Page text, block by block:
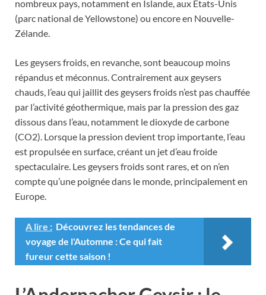
nombreux pays, notamment en Islande, aux États-Unis
(parc national de Yellowstone) ou encore en Nouvelle-
Zélande.
Les geysers froids, en revanche, sont beaucoup moins
répandus et méconnus. Contrairement aux geysers
chauds, l’eau qui jaillit des geysers froids n’est pas chauffée
par l’activité géothermique, mais par la pression des gaz
dissous dans l’eau, notamment le dioxyde de carbone
(CO2). Lorsque la pression devient trop importante, l’eau
est propulsée en surface, créant un jet d’eau froide
spectaculaire. Les geysers froids sont rares, et on n’en
compte qu’une poignée dans le monde, principalement en
Europe.
A lire : Découvrez les tendances de
voyage de l'Automne : Ce qui fait
fureur cette saison !